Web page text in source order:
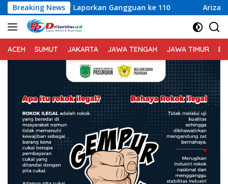
Langsung
ke
konten
Breaking News
Gangguan ke 110 Arizal Mahdi Apresiasi
ACEH SUMUT JAKARTA JAWA TENGAH JAWA TIMUR